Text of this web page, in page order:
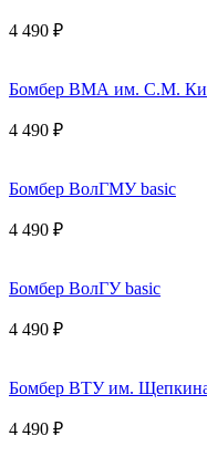
4 490 ₽
Бомбер ВМА им. С.М.
4 490 ₽
Бомбер ВолГМУ basic
4 490 ₽
Бомбер ВолГУ basic
4 490 ₽
Бомбер ВТУ им.
4 490 ₽